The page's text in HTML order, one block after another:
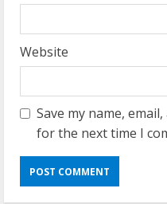
Website
Save my name,
for the next time I